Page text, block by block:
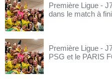
Première Ligue -
dans le match à
Première Ligue -
PSG et le PARIS